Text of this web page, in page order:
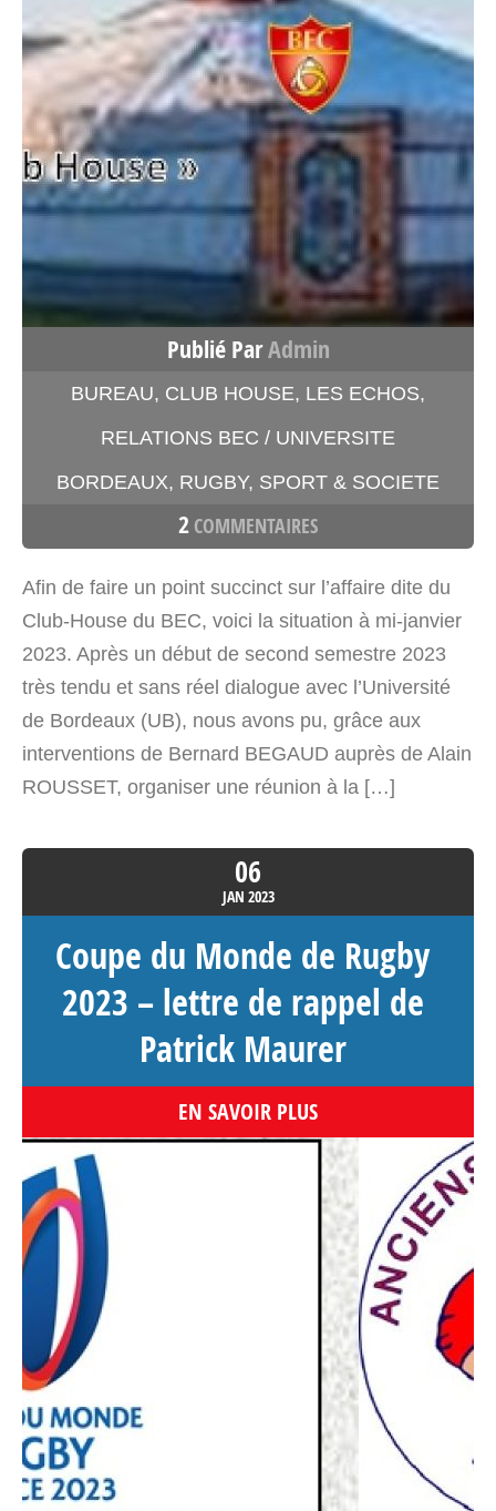
Publié ParAdmin
BUREAU, CLUB HOUSE, LES ECHOS,
RELATIONS BEC / UNIVERSITE
BORDEAUX, RUGBY, SPORT & SOCIETE
2 COMMENTAIRES
Afin de faire un point succinct sur l’affaire dite du
Club-House du BEC, voici la situation à mi-janvier
2023. Après un début de second semestre 2023
très tendu et sans réel dialogue avec l’Université
de Bordeaux (UB), nous avons pu, grâce aux
interventions de Bernard BEGAUD auprès de Alain
ROUSSET, organiser une réunion à la […]
06
JAN 2023
Coupe du Monde de Rugby
2023 – lettre de rappel de
Patrick Maurer
EN SAVOIR PLUS